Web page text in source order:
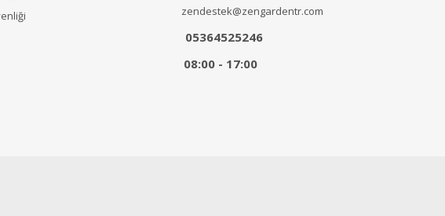
zendestek@zengardentr.com
05364525246
08:00 - 17:00